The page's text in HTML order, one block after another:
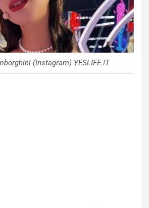
(Instagram) YESLIFE.IT